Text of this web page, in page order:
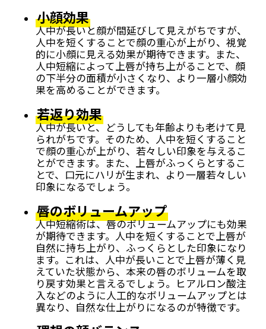
小顔効果
人中が長いと顔が間延びして見えがちですが、
人中を短くすることで顔の重心が上がり、視覚
的に小顔に見える効果が期待できます。また、
人中短縮によって上唇が持ち上がることで、顔
の下半分の面積が小さくなり、より一層小顔効
果を高めることができます。
若返り効果
人中が長いと、どうしても年齢よりも老けて見
られがちです。そのため、人中を短くすること
で顔の重心が上がり、若々しい印象を与えるこ
とができます。また、上唇がふっくらとするこ
とで、口元にハリが生まれ、より一層若々しい
印象になるでしょう。
唇のボリュームアップ
人中短縮術は、唇のボリュームアップにも効果
が期待できます。人中を短くすることで上唇が
自然に持ち上がり、ふっくらとした印象になり
ます。これは、人中が長いことで上唇が薄く見
えていた状態から、本来の唇のボリュームを取
り戻す効果と言えるでしょう。ヒアルロン酸注
入などのように人工的なボリュームアップとは
異なり、自然な仕上がりになるのが特徴です。